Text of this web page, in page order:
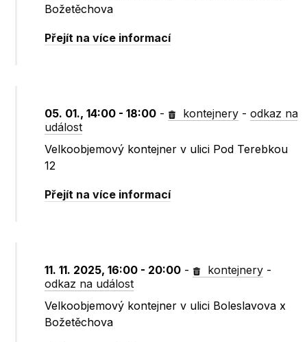
Božetěchova
Přejít na více informací
05. 01., 14:00 - 18:00 - kontejnery -odkaz na
událost
Velkoobjemový kontejner v ulici Pod Terebkou
12
Přejít na více informací
11. 11. 2025, 16:00 - 20:00 - kontejnery -
odkaz na událost
Velkoobjemový kontejner v ulici Boleslavova x
Božetěchova